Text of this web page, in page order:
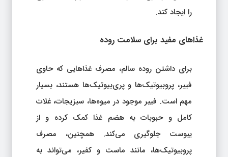
را ایجاد کند.
غذاهای مفید برای سلامت روده
برای داشتن روده سالم، مصرف غذاهایی که حاوی
فیبر، پروبیوتیک‌ها و پری‌بیوتیک‌ها هستند، بسیار
مهم است. فیبر موجود در میوه‌ها، سبزیجات، غلات
کامل و حبوبات به هضم غذا کمک کرده و از
یبوست جلوگیری می‌کند. همچنین، مصرف
پروبیوتیک‌ها، مانند ماست و کفیر، می‌تواند به